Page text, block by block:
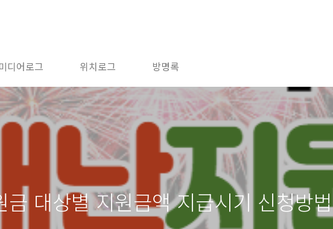
미디어로그 위치로그 방명록
금 대상별 지원금액 지급시기 신청방법